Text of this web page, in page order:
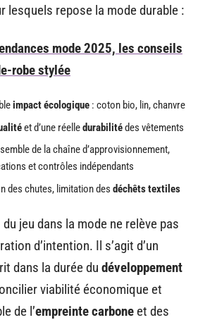
lesquels repose la mode durable :
mode 2025, les conseils
robe stylée
impact écologique : coton bio, lin, chanvre
et d’une réelledurabilitédes vêtements
de la chaîne d’approvisionnement,
et contrôles indépendants
des chutes, limitation des déchêts textiles
jeu dans la mode ne relève pas
d’intention. Il s’agit d’un
dans la durée du développement
viabilité économique et
de l’empreinte carbone et des